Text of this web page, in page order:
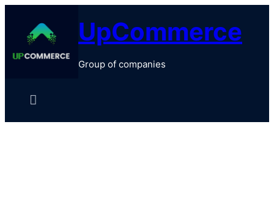
περιεχόμενο
UpCommerce
Group of companies